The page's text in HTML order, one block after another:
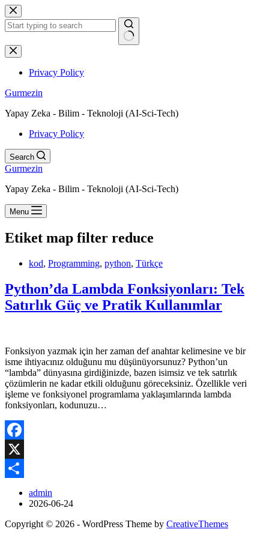
Skip
to
content
No
results
Privacy Policy
Gurmezin
Yapay Zeka - Bilim - Teknoloji (AI-Sci-Tech)
Privacy Policy
Search
Gurmezin
Yapay Zeka - Bilim - Teknoloji (AI-Sci-Tech)
Menu
Etiket map filter reduce
kod, Programming, python, Türkçe
Python’da Lambda Fonksiyonları: Tek
Satırlık Güç ve Pratik Kullanımlar
Fonksiyon yazmak için her zaman def anahtar kelimesine ve bir
isme ihtiyacınız olduğunu mu düşünüyorsunuz? Python’un
“lambda” dünyasına girdiğinizde, bazen isimsiz ve tek satırlık
çözümlerin ne kadar etkili olduğunu göreceksiniz. Özellikle veri
işleme ve fonksiyonel programlama yaklaşımlarında lambda
fonksiyonları, kodunuzu…
Facebook
X
admin
2026-06-24
Copyright © 2026 - WordPress Theme by CreativeThemes